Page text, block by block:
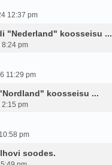
12:37 pm
"Nederland" koosseisu ...
8:24 pm
11:29 pm
koosseisu ...
2:15 pm
pm
soodes.